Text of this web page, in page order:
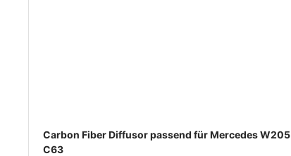
Carbon Fiber Diffusor passend für Mercedes W205
C63